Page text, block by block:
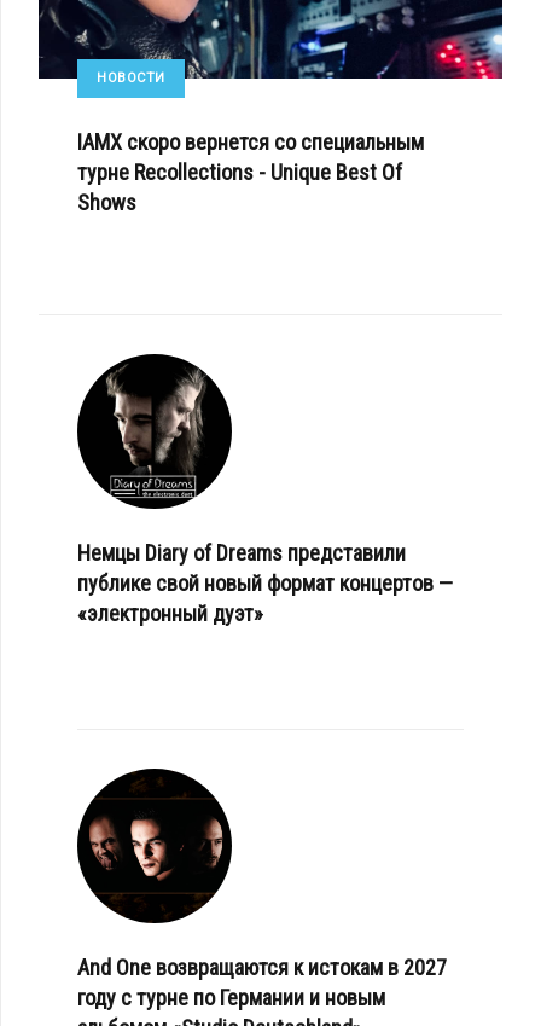
НОВОСТИ
IAMX скоро вернется со специальным
турне Recollections - Unique Best Of
Shows
Немцы Diary of Dreams представили
публике свой новый формат концертов —
«электронный дуэт»
And One возвращаются к истокам в 2027
году с турне по Германии и новым